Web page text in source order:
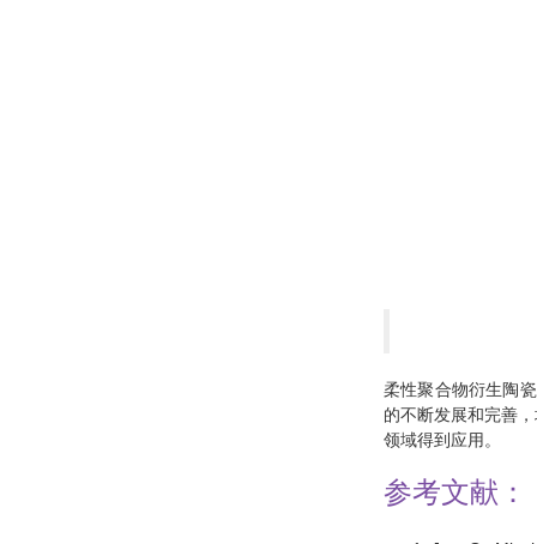
柔性聚合物衍生陶
的不断发展和完善
领域得到应用。
参考文献：